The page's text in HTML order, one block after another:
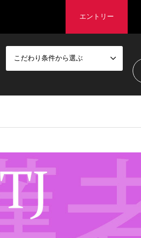
エントリー
こだわり条件から選ぶ